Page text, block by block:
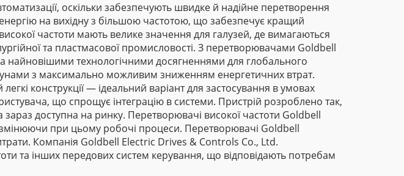
оскільки забезпечують швидке й надійне перетворення
на вихідну з більшою частотою, що забезпечує кращий
частоти мають велике значення для галузей, де вимагаються
та пластмасової промисловості. З перетворювачами Goldbell
найновішими технологічними досягненнями для глобального
з максимально можливим зниженням енергетичних втрат.
конструкції — ідеальний варіант для застосування в умовах
що спрощує інтеграцію в системи. Пристрій розроблено так,
доступна на ринку. Перетворювачі високої частоти Goldbell
змінюючи при цьому робочі процеси. Перетворювачі Goldbell
Компанія Goldbell Electric Drives & Controls Co., Ltd.
та інших передових систем керування, що відповідають потребам